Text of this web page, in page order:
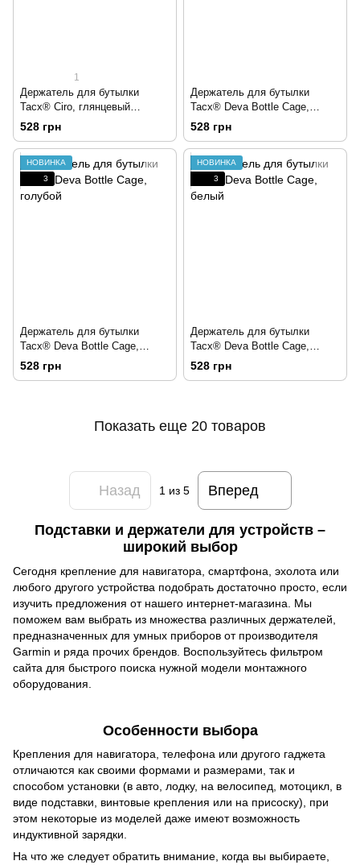
1
Держатель для бутылки
Tacx® Ciro, глянцевый
розовый
528 грн
Держатель для бутылки
Tacx® Deva Bottle Cage,
матовый черный
528 грн
НОВИНКА
3
Держатель для бутылки
Tacx® Deva Bottle Cage,
голубой
528 грн
НОВИНКА
3
Держатель для бутылки
Tacx® Deva Bottle Cage,
белый
528 грн
Показать еще 20 товаров
Назад 1из 5 Вперед
Подставки и держатели для устройств –
широкий выбор
Сегодня крепление для навигатора, смартфона, эхолота или
любого другого устройства подобрать достаточно просто, если
изучить предложения от нашего интернет-магазина. Мы
поможем вам выбрать из множества различных держателей,
предназначенных для умных приборов от производителя
Garmin и ряда прочих брендов. Воспользуйтесь фильтром
сайта для быстрого поиска нужной модели монтажного
оборудования.
Особенности выбора
Крепления для навигатора, телефона или другого гаджета
отличаются как своими формами и размерами, так и
способом установки (в авто, лодку, на велосипед, мотоцикл, в
виде подставки, винтовые крепления или на присоску), при
этом некоторые из моделей даже имеют возможность
индуктивной зарядки.
На что же следует обратить внимание, когда вы выбираете,